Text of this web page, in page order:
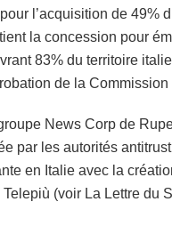
l’acquisition de 49%
la concession pour
83% du territoire
de la
News Corp de
par les autorités
en Italie avec la
(voir La Lettre du